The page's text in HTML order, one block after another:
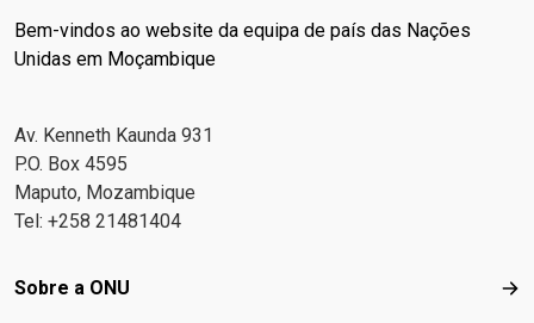
Bem-vindos ao website da equipa de país das Nações
Unidas em Moçambique
Av. Kenneth Kaunda 931
P.O. Box 4595
Maputo, Mozambique
Tel: +258 21481404
Footer menu
Sobre a ONU